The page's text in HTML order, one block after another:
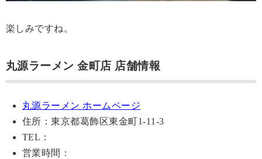
楽しみですね。
丸源ラーメン 金町店 店舗情報
丸源ラーメン ホームページ
住所：東京都葛飾区東金町1-11-3
TEL：
営業時間：